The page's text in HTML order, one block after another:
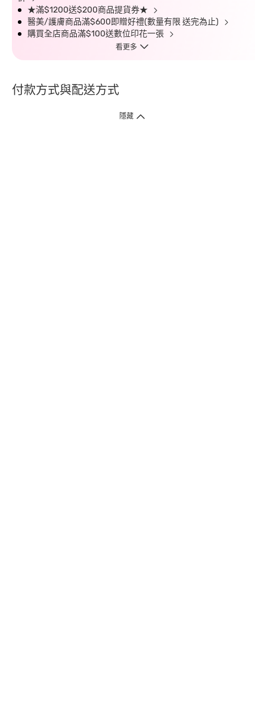
★滿$1200送$200商品提貨券★
醫美/護膚商品滿$600即贈好禮(數量有限 送完為止)
購買全店商品滿$100送數位印花一張
看更多
付款方式與配送方式
隱藏